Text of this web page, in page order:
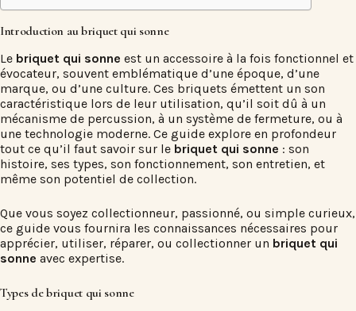
Introduction au briquet qui sonne
Le briquet qui sonne est un accessoire à la fois fonctionnel et
évocateur, souvent emblématique d’une époque, d’une
marque, ou d’une culture. Ces briquets émettent un son
caractéristique lors de leur utilisation, qu’il soit dû à un
mécanisme de percussion, à un système de fermeture, ou à
une technologie moderne. Ce guide explore en profondeur
tout ce qu’il faut savoir sur le briquet qui sonne : son
histoire, ses types, son fonctionnement, son entretien, et
même son potentiel de collection.
Que vous soyez collectionneur, passionné, ou simple curieux,
ce guide vous fournira les connaissances nécessaires pour
apprécier, utiliser, réparer, ou collectionner un briquet qui
sonne avec expertise.
Types de briquet qui sonne